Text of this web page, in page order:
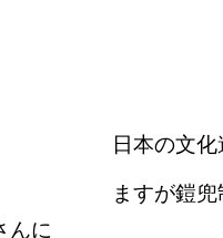
んに
日本の文
ますが鎧